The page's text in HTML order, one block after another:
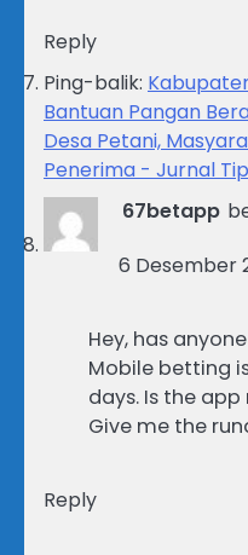
Reply
Ping-balik:
Bantuan Pangan
Desa Petani,
Penerima - Jurnal
67betapp
6 Desember
Hey, has
Mobile betting
days. Is the app
Give me the
Reply